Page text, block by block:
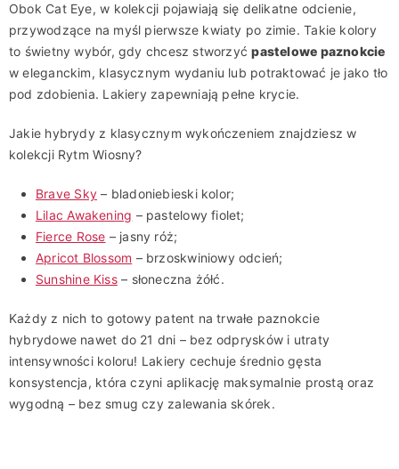
Obok Cat Eye, w kolekcji pojawiają się delikatne odcienie,
przywodzące na myśl pierwsze kwiaty po zimie. Takie kolory
to świetny wybór, gdy chcesz stworzyćpastelowe paznokcie
w eleganckim, klasycznym wydaniu lub potraktować je jako tło
pod zdobienia. Lakiery zapewniają pełne krycie.
Jakie hybrydy z klasycznym wykończeniem znajdziesz w
kolekcji Rytm Wiosny?
Brave Sky– bladoniebieski kolor;
Lilac Awakening – pastelowy fiolet;
Fierce Rose – jasny róż;
Apricot Blossom – brzoskwiniowy odcień;
Sunshine Kiss– słoneczna żółć.
Każdy z nich to gotowy patent na trwałe paznokcie
hybrydowe nawet do 21 dni – bez odprysków i utraty
intensywności koloru! Lakiery cechuje średnio gęsta
konsystencja, która czyni aplikację maksymalnie prostą oraz
wygodną – bez smug czy zalewania skórek.